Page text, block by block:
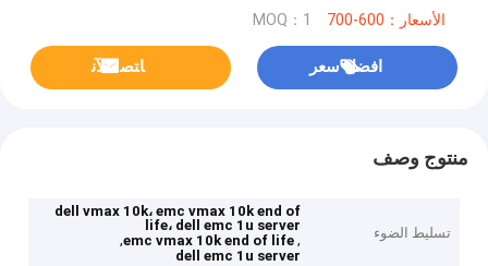
الأسعار：600-700 MOQ：1
افضل سعر ﺎﺘﺼﻟ ﺍﻶﻧ
منتوج وصف
تسليط الضوء
dell vmax 10k، emc vmax 10k end of
life، dell emc 1u server
,
emc vmax 10k end of life
,
dell emc 1u server